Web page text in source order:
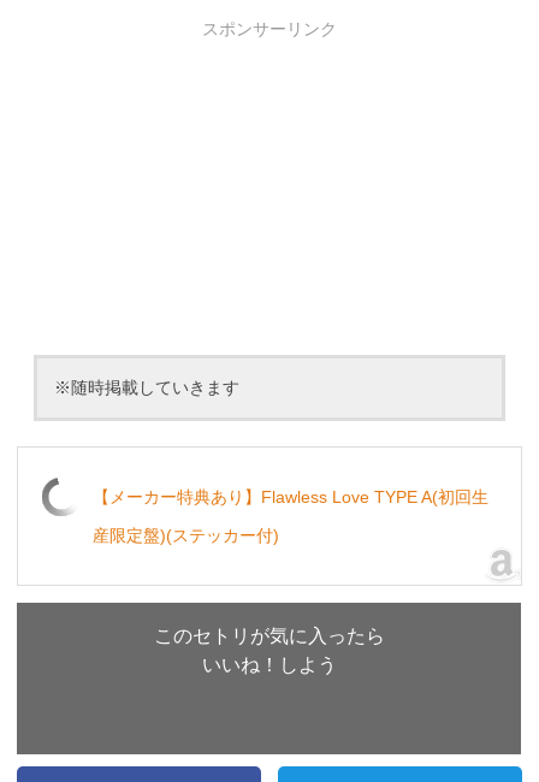
スポンサーリンク
※随時掲載していきます
【メーカー特典あり】Flawless Love TYPE A(初回生
産限定盤)(ステッカー付)
このセトリが気に入ったら
いいね！しよう